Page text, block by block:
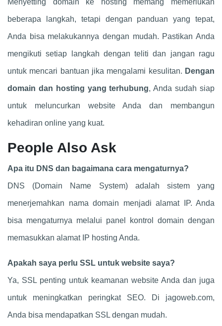
Menyetting domain ke hosting memang memerlukan
beberapa langkah, tetapi dengan panduan yang tepat,
Anda bisa melakukannya dengan mudah. Pastikan Anda
mengikuti setiap langkah dengan teliti dan jangan ragu
untuk mencari bantuan jika mengalami kesulitan. Dengan
domain dan hosting yang terhubung, Anda sudah siap
untuk meluncurkan website Anda dan membangun
kehadiran online yang kuat.
People Also Ask
Apa itu DNS dan bagaimana cara mengaturnya?
DNS (Domain Name System) adalah sistem yang
menerjemahkan nama domain menjadi alamat IP. Anda
bisa mengaturnya melalui panel kontrol domain dengan
memasukkan alamat IP hosting Anda.
Apakah saya perlu SSL untuk website saya?
Ya, SSL penting untuk keamanan website Anda dan juga
untuk meningkatkan peringkat SEO. Di jagoweb.com,
Anda bisa mendapatkan SSL dengan mudah.